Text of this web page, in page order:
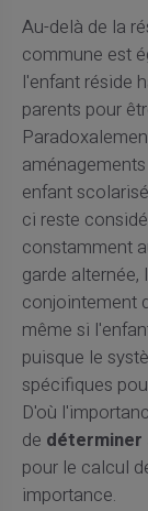
Au-delà de la
commune est
l'enfant réside
parents pour
enfant
ci reste
constamment
garde
conjointement
même si
puisque le
spécifiques
D'où
de déterminer
pour le calcul
importance.